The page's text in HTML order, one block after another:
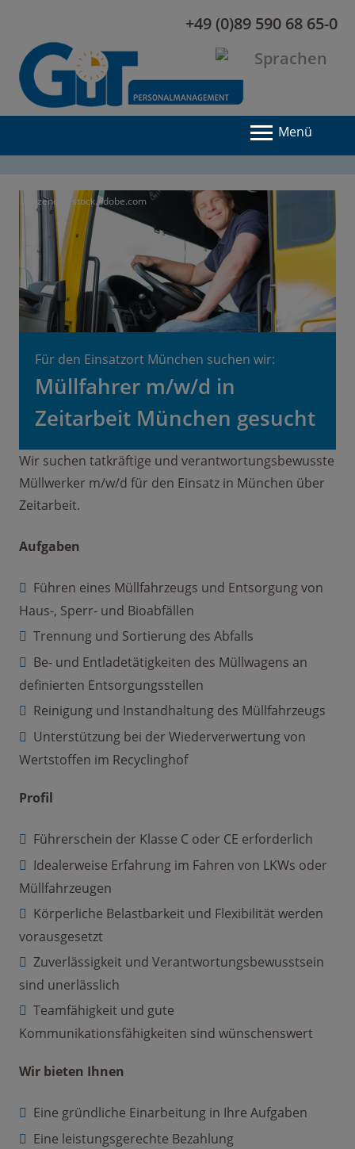
+49 (0)89 590 68 65-0
Menü
© Kzenon - stock.adobe.com
Für den Einsatzort München suchen wir:
Müllfahrer m/w/d in
Zeitarbeit München gesucht
Wir suchen tatkräftige und verantwortungsbewusste
Müllwerker m/w/d für den Einsatz in München über
Zeitarbeit.
Aufgaben
Führen eines Müllfahrzeugs und Entsorgung von
Haus-, Sperr- und Bioabfällen
Trennung und Sortierung des Abfalls
Be- und Entladetätigkeiten des Müllwagens an
definierten Entsorgungsstellen
Reinigung und Instandhaltung des Müllfahrzeugs
Unterstützung bei der Wiederverwertung von
Wertstoffen im Recyclinghof
Profil
Führerschein der Klasse C oder CE erforderlich
Idealerweise Erfahrung im Fahren von LKWs oder
Müllfahrzeugen
Körperliche Belastbarkeit und Flexibilität werden
vorausgesetzt
Zuverlässigkeit und Verantwortungsbewusstsein
sind unerlässlich
Teamfähigkeit und gute
Kommunikationsfähigkeiten sind wünschenswert
Wir bieten Ihnen
Eine gründliche Einarbeitung in Ihre Aufgaben
Eine leistungsgerechte Bezahlung